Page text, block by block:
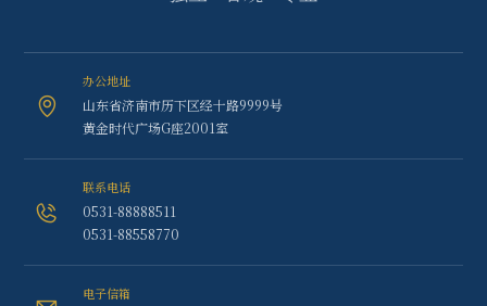
办公地址
山东省济南市历下区经十路9999号
黄金时代广场G座2001室
联系电话
0531-88888511
0531-88558770
电子信箱